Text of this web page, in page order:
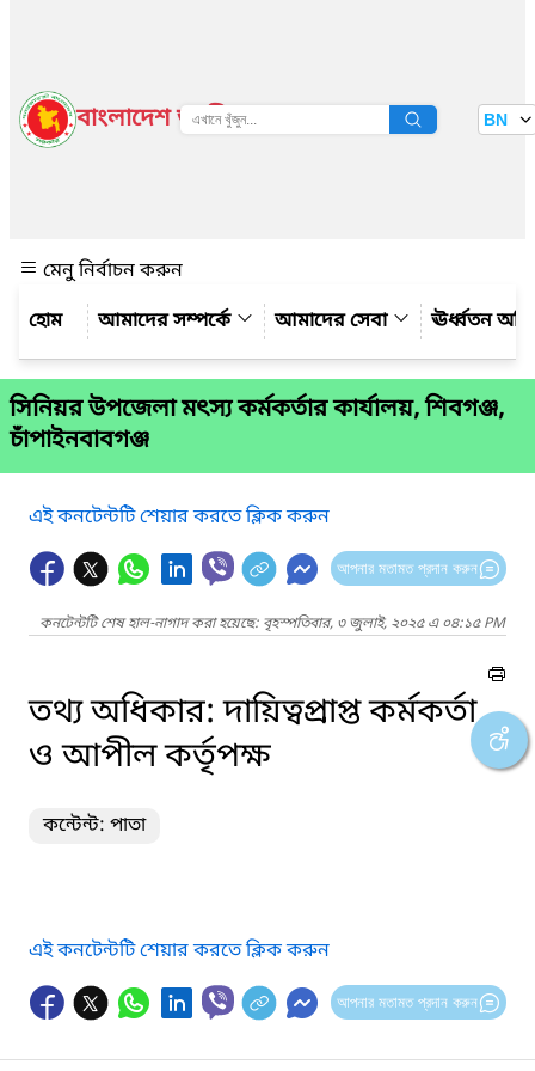
বাংলাদেশ জাতীয় তথ্য বাতায়ন BN
মেনু নির্বাচন করুন
আমাদের সম্পর্কে
আমাদের সেবা ঊর্ধ্বতন
সিনিয়র উপজেলা মৎস্য কর্মকর্তার কার্যালয়, শিবগঞ্জ,
চাঁপাইনবাবগঞ্জ
এই কনটেন্টটি শেয়ার করতে ক্লিক করুন
আপনার মতামত প্রদান করুন
কনটেন্টটি শেষ হাল-নাগাদ করা হয়েছে: বৃহস্পতিবার, ৩ জুলাই, ২০২৫ এ ০৪:১৫ PM
তথ্য অধিকার: দায়িত্বপ্রাপ্ত কর্মকর্তা
ও আপীল কর্তৃপক্ষ
কন্টেন্ট: পাতা
এই কনটেন্টটি শেয়ার করতে ক্লিক করুন
আপনার মতামত প্রদান করুন